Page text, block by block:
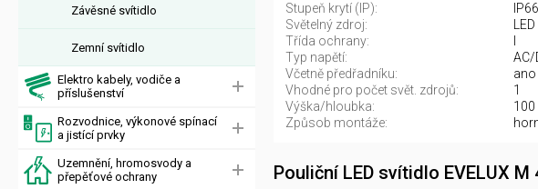
Závěsné svítidlo
Zemní svítidlo
Elektro kabely, vodiče a
příslušenství
Rozvodnice, výkonové spínací
a jistící prvky
Uzemnění, hromosvody a
přepěťové ochrany
Stupeň krytí (IP):
IP66
Světelný zdroj:
Třída ochrany:
Typ napětí:
AC/
Včetně předřadníku:
ano
Vhodné pro počet svět. zdrojů:
1
Výška/hloubka:
Způsob montáže:
Pouliční LED svítidlo EVELUX